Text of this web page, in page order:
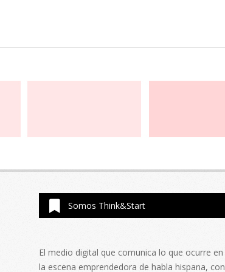
Somos Think&Start
El medio digital que comunica lo que ocurre en
la escena emprendedora de habla hispana, con